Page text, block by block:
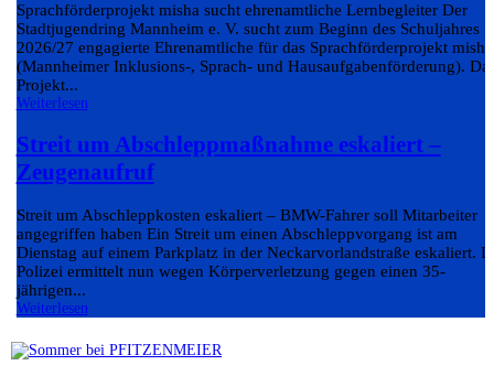
Sprachförderprojekt misha sucht ehrenamtliche Lernbegleiter Der
Stadtjugendring Mannheim e. V. sucht zum Beginn des Schuljahres
2026/27 engagierte Ehrenamtliche für das Sprachförderprojekt misha
(Mannheimer Inklusions-, Sprach- und Hausaufgabenförderung).
Projekt...
Weiterlesen
Streit um Abschleppmaßnahme eskaliert –
Zeugenaufruf
Streit um Abschleppkosten eskaliert – BMW-Fahrer soll Mitarbeiter
angegriffen haben Ein Streit um einen Abschleppvorgang ist am
Dienstag auf einem Parkplatz in der Neckarvorlandstraße eskaliert.
Polizei ermittelt nun wegen Körperverletzung gegen einen 35-
jährigen...
Weiterlesen